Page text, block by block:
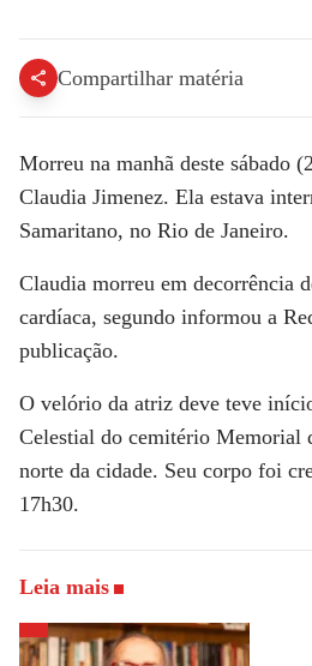
Compartilhar matéria
Morreu na manhã deste sábado
Claudia Jimenez. Ela estava
Samaritano, no Rio de Janeiro.
Claudia morreu em decorrência
cardíaca, segundo informou a
publicação.
O velório da atriz deve teve
Celestial do cemitério Memorial
norte da cidade. Seu corpo foi
17h30.
Leia mais